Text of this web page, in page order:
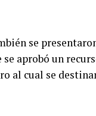
se
se aprobó un
al cual se